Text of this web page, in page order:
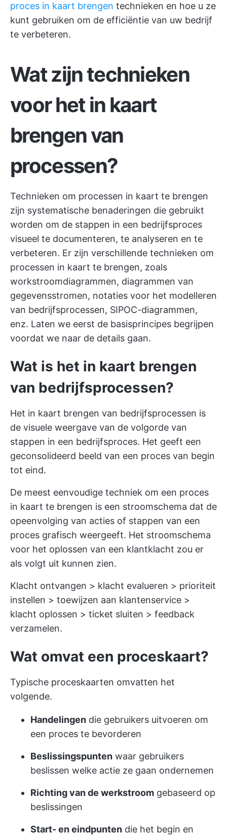
proces in kaart brengen technieken en hoe u ze
kunt gebruiken om de efficiëntie van uw bedrijf
te verbeteren.
Wat zijn technieken
voor het in kaart
brengen van
processen?
Technieken om processen in kaart te brengen
zijn systematische benaderingen die gebruikt
worden om de stappen in een bedrijfsproces
visueel te documenteren, te analyseren en te
verbeteren. Er zijn verschillende technieken om
processen in kaart te brengen, zoals
workstroomdiagrammen, diagrammen van
gegevensstromen, notaties voor het modelleren
van bedrijfsprocessen, SIPOC-diagrammen,
enz. Laten we eerst de basisprincipes begrijpen
voordat we naar de details gaan.
Wat is het in kaart brengen
van bedrijfsprocessen?
Het in kaart brengen van bedrijfsprocessen is
de visuele weergave van de volgorde van
stappen in een bedrijfsproces. Het geeft een
geconsolideerd beeld van een proces van begin
tot eind.
De meest eenvoudige techniek om een proces
in kaart te brengen is een stroomschema dat de
opeenvolging van acties of stappen van een
proces grafisch weergeeft. Het stroomschema
voor het oplossen van een klantklacht zou er
als volgt uit kunnen zien.
Klacht ontvangen > klacht evalueren > prioriteit
instellen > toewijzen aan klantenservice >
klacht oplossen > ticket sluiten > feedback
verzamelen.
Wat omvat een proceskaart?
Typische proceskaarten omvatten het
volgende.
Handelingen die gebruikers uitvoeren om
een proces te bevorderen
Beslissingspunten waar gebruikers
beslissen welke actie ze gaan ondernemen
Richting van de werkstroom gebaseerd op
beslissingen
Start- en eindpunten die het begin en